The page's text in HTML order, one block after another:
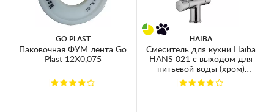
GO PLAST
Паковочная ФУМ лента Go
Plast 12X0,075
HAIBA
Смеситель для кухни Haiba
HANS 021 с выходом для
питьевой воды (хром)
(HB0681)